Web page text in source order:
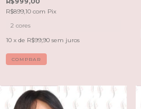
R$899,10 com Pix
2 cores
10 x de R$99,90 sem juros
COMPRAR